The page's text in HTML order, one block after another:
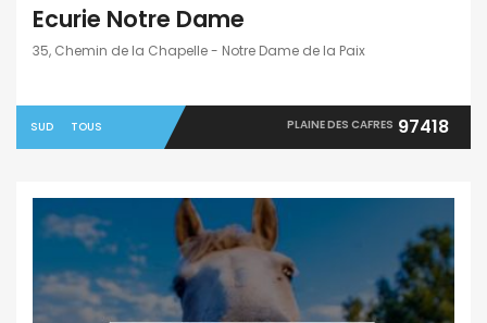
Ecurie Notre Dame
35, Chemin de la Chapelle - Notre Dame de la Paix
SUD TOUS PLAINE DES CAFRES 97418